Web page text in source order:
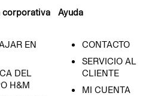
corporativa
EN
DEL
H&M
Ayuda
CONTACTO
SERVICIO AL
CLIENTE
MI CUENTA